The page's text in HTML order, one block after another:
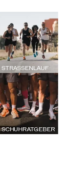
STRASSENLAUF
SCHUHRATGEBER